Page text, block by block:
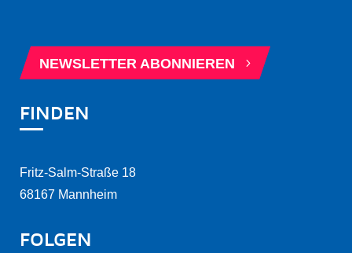
NEWSLETTER ABONNIEREN 5
FINDEN
Fritz-Salm-Straße 18
68167 Mannheim
FOLGEN